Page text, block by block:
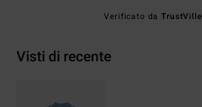
Verificato daTrustVille
Visti di recente